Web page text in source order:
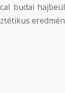
budai